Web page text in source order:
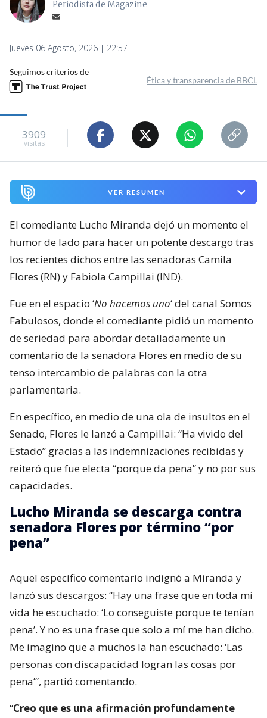
Periodista de Magazine
Jueves 06 Agosto, 2026 | 22:57
Seguimos criterios de
Ética y transparencia de BBCL
3909
visitas
VER RESUMEN
El comediante Lucho Miranda dejó un momento el
humor de lado para hacer un potente descargo tras
los recientes dichos entre las senadoras Camila
Flores (RN) y Fabiola Campillai (IND).
Fue en el espacio ‘No hacemos uno‘ del canal Somos
Fabulosos, donde el comediante pidió un momento
de seriedad para abordar detalladamente un
comentario de la senadora Flores en medio de su
tenso intercambio de palabras con la otra
parlamentaria.
En específico, en medio de una ola de insultos en el
Senado, Flores le lanzó a Campillai: “Ha vivido del
Estado” gracias a las indemnizaciones recibidas y
reiteró que fue electa “porque da pena” y no por sus
capacidades.
Lucho Miranda se descarga contra
senadora Flores por término “por
pena”
Aquel específico comentario indignó a Miranda y
lanzó sus descargos: “Hay una frase que en toda mi
vida he escuchado: ‘Lo conseguiste porque te tenían
pena’. Y no es una frase que solo a mí me han dicho.
Me imagino que a muchos la han escuchado: ‘Las
personas con discapacidad logran las cosas por
pena’”, partió comentando.
“Creo que es una afirmación profundamente